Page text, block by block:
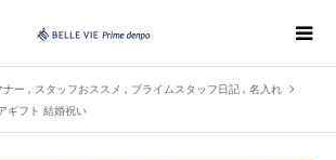
ナー , スタッフおススメ , プライムスタッフ日記 , 名入れ
ギフト 結婚祝い